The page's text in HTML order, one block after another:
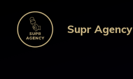
contenu
Supr Agency